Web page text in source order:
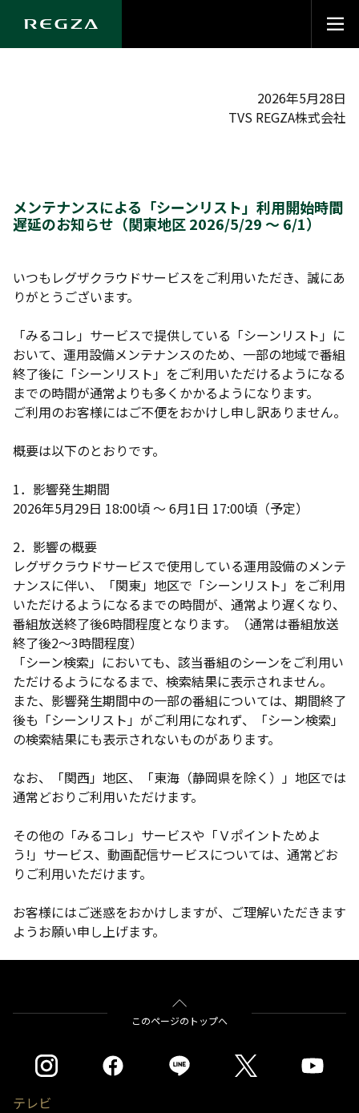
2026年5月28日
TVS REGZA株式会社
メンテナンスによる「シーンリスト」利用開始時間
遅延のお知らせ（関東地区 2026/5/29 ～ 6/1）
いつもレグザクラウドサービスをご利用いただき、誠にあ
りがとうございます。
「みるコレ」サービスで提供している「シーンリスト」に
おいて、運用設備メンテナンスのため、一部の地域で番組
終了後に「シーンリスト」をご利用いただけるようになる
までの時間が通常よりも多くかかるようになります。
ご利用のお客様にはご不便をおかけし申し訳ありません。
概要は以下のとおりです。
1．影響発生期間
2026年5月29日 18:00頃 ～ 6月1日 17:00頃（予定）
2．影響の概要
レグザクラウドサービスで使用している運用設備のメンテ
ナンスに伴い、「関東」地区で「シーンリスト」をご利用
いただけるようになるまでの時間が、通常より遅くなり、
番組放送終了後6時間程度となります。（通常は番組放送
終了後2～3時間程度）
「シーン検索」においても、該当番組のシーンをご利用い
ただけるようになるまで、検索結果に表示されません。
また、影響発生期間中の一部の番組については、期間終了
後も「シーンリスト」がご利用になれず、「シーン検索」
の検索結果にも表示されないものがあります。
なお、「関西」地区、「東海（静岡県を除く）」地区では
通常どおりご利用いただけます。
その他の「みるコレ」サービスや「Ｖポイントためよ
う!」サービス、動画配信サービスについては、通常どお
りご利用いただけます。
お客様にはご迷惑をおかけしますが、ご理解いただきます
ようお願い申し上げます。
このページのトップへ
テレビ